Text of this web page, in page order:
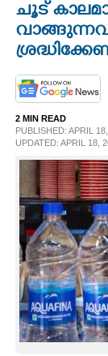
OPINION
PHOTOS
LIFESTYLE
SPIRITUAL
INFO+
ART
ASTRO
ചൂട്
2 MIN READ
PUBLISHED: APRIL
UPDATED: APRIL 18,